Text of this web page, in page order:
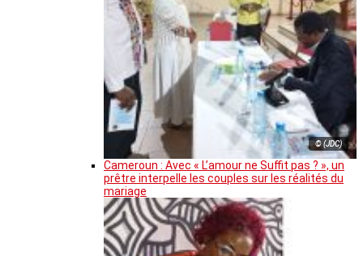
© (JDC)
Cameroun : Avec « L’amour ne Suffit pas ? », un
prêtre interpelle les couples sur les réalités du
mariage